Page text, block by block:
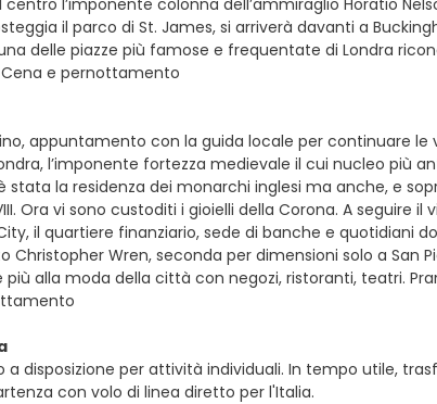
centro l’imponente colonna dell’ammiraglio Horatio
il parco di St. James, si arriverà davanti a
delle piazze più famose e frequentate di Londra
Cena e pernottamento
appuntamento con la guida locale per continuare
l’imponente fortezza medievale il cui nucleo più
stata la residenza dei monarchi inglesi ma anche, e
Ora vi sono custoditi i gioielli della Corona. A seguire il
il quartiere finanziario, sede di banche e quotidiani
Wren, seconda per dimensioni solo a San
più alla moda della città con negozi, ristoranti, teatri.
a disposizione per attività individuali. In tempo utile,
con volo di linea diretto per l'Italia.